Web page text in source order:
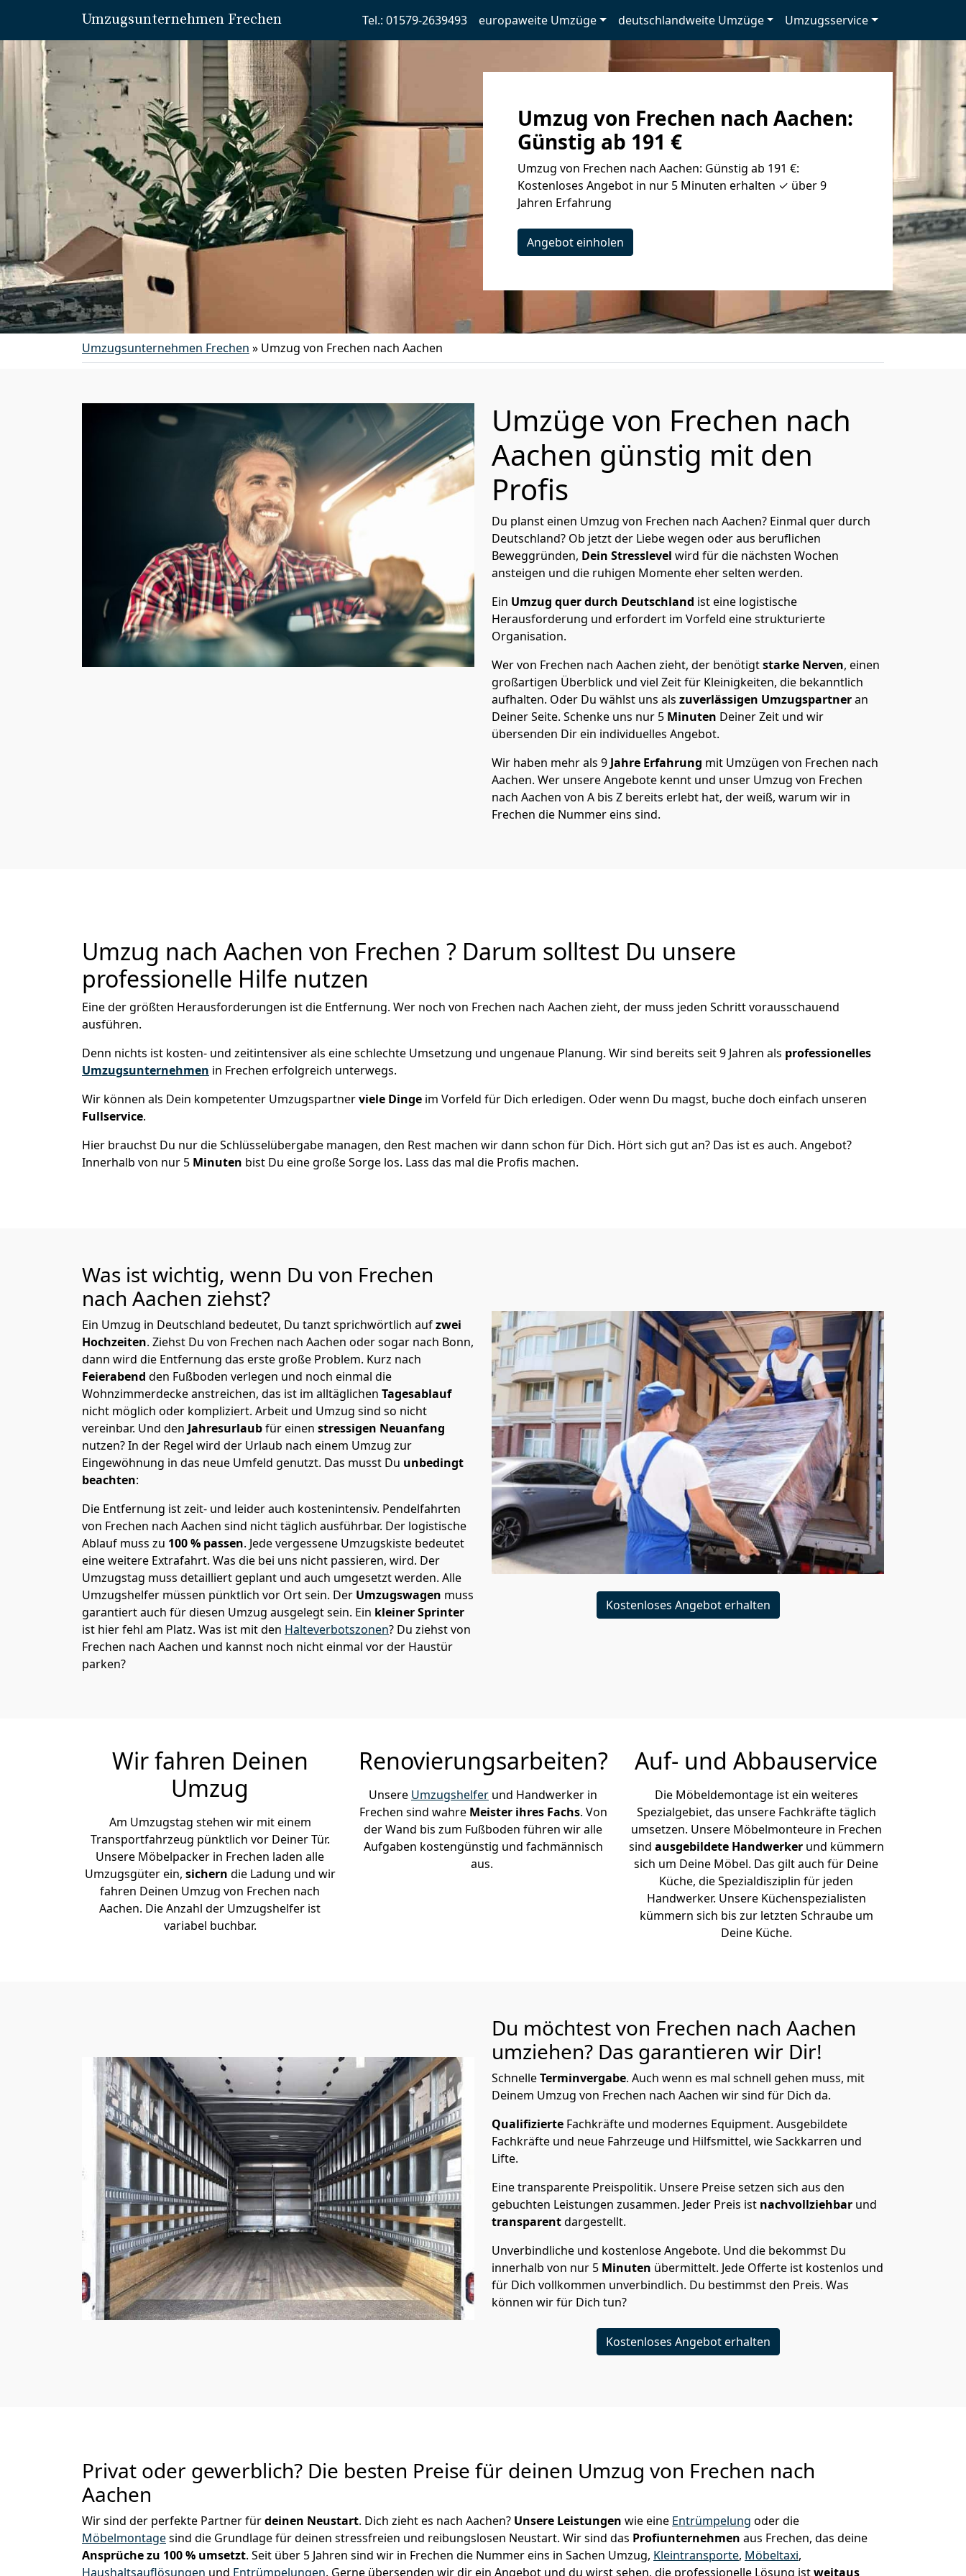
Umzugsunternehmen Frechen Tel.: 01579-2639493 europaweite Umzüge deutschlandweite Umzüge Umzugsservice
Umzug von Frechen nach Aachen:
Günstig ab 191 €
Umzug von Frechen nach Aachen: Günstig ab 191 €:
Kostenloses Angebot in nur 5 Minuten erhalten ✓ über 9
Jahren Erfahrung
Angebot einholen
Umzugsunternehmen Frechen » Umzug von Frechen nach Aachen
Umzüge von Frechen nach
Aachen günstig mit den
Profis
Du planst einen Umzug von Frechen nach Aachen? Einmal quer durch
Deutschland? Ob jetzt der Liebe wegen oder aus beruflichen
Beweggründen, Dein Stresslevel wird für die nächsten Wochen
ansteigen und die ruhigen Momente eher selten werden.
Ein Umzug quer durch Deutschland ist eine logistische
Herausforderung und erfordert im Vorfeld eine strukturierte
Organisation.
Wer von Frechen nach Aachen zieht, der benötigtstarke Nerven, einen
großartigen Überblick und viel Zeit für Kleinigkeiten, die bekanntlich
aufhalten. Oder Du wählst uns als zuverlässigen Umzugspartneran
Deiner Seite. Schenke uns nur 5 Minuten Deiner Zeit und wir
übersenden Dir ein individuelles Angebot.
Wir haben mehr als 9 Jahre Erfahrung mit Umzügen von Frechen nach
Aachen. Wer unsere Angebote kennt und unser Umzug von Frechen
nach Aachen von A bis Z bereits erlebt hat, der weiß, warum wir in
Frechen die Nummer eins sind.
Umzug nach Aachen von Frechen ? Darum solltest Du unsere
professionelle Hilfe nutzen
Eine der größten Herausforderungen ist die Entfernung. Wer noch von Frechen nach Aachen zieht, der muss jeden Schritt vorausschauend
ausführen.
Denn nichts ist kosten- und zeitintensiver als eine schlechte Umsetzung und ungenaue Planung. Wir sind bereits seit 9 Jahren als professionelles
Umzugsunternehmen in Frechen erfolgreich unterwegs.
Wir können als Dein kompetenter Umzugspartnerviele Dinge im Vorfeld für Dich erledigen. Oder wenn Du magst, buche doch einfach unseren
Fullservice.
Hier brauchst Du nur die Schlüsselübergabe managen, den Rest machen wir dann schon für Dich. Hört sich gut an? Das ist es auch. Angebot?
Innerhalb von nur 5 Minuten bist Du eine große Sorge los. Lass das mal die Profis machen.
Was ist wichtig, wenn Du von Frechen
nach Aachen ziehst?
Ein Umzug in Deutschland bedeutet, Du tanzt sprichwörtlich aufzwei
Hochzeiten. Ziehst Du von Frechen nach Aachen oder sogar nach Bonn,
dann wird die Entfernung das erste große Problem. Kurz nach
Feierabend den Fußboden verlegen und noch einmal die
Wohnzimmerdecke anstreichen, das ist im alltäglichen Tagesablauf
nicht möglich oder kompliziert. Arbeit und Umzug sind so nicht
vereinbar. Und den Jahresurlaubfür einen stressigen Neuanfang
nutzen? In der Regel wird der Urlaub nach einem Umzug zur
Eingewöhnung in das neue Umfeld genutzt. Das musst Du unbedingt
beachten:
Die Entfernung ist zeit- und leider auch kostenintensiv. Pendelfahrten
von Frechen nach Aachen sind nicht täglich ausführbar. Der logistische
Ablauf muss zu 100 % passen. Jede vergessene Umzugskiste bedeutet
eine weitere Extrafahrt. Was die bei uns nicht passieren, wird. Der
Umzugstag muss detailliert geplant und auch umgesetzt werden. Alle
Umzugshelfer müssen pünktlich vor Ort sein. Der Umzugswagen muss
garantiert auch für diesen Umzug ausgelegt sein. Ein kleiner Sprinter
ist hier fehl am Platz. Was ist mit den Halteverbotszonen? Du ziehst von
Frechen nach Aachen und kannst noch nicht einmal vor der Haustür
parken?
Kostenloses Angebot erhalten
Wir fahren Deinen
Umzug
Am Umzugstag stehen wir mit einem
Transportfahrzeug pünktlich vor Deiner Tür.
Unsere Möbelpacker in Frechen laden alle
Umzugsgüter ein, sichern die Ladung und wir
fahren Deinen Umzug von Frechen nach
Aachen. Die Anzahl der Umzugshelfer ist
variabel buchbar.
Renovierungsarbeiten?
Unsere Umzugshelfer und Handwerker in
Frechen sind wahre Meister ihres Fachs. Von
der Wand bis zum Fußboden führen wir alle
Aufgaben kostengünstig und fachmännisch
aus.
Auf- und Abbauservice
Die Möbeldemontage ist ein weiteres
Spezialgebiet, das unsere Fachkräfte täglich
umsetzen. Unsere Möbelmonteure in Frechen
sind ausgebildete Handwerker und kümmern
sich um Deine Möbel. Das gilt auch für Deine
Küche, die Spezialdisziplin für jeden
Handwerker. Unsere Küchenspezialisten
kümmern sich bis zur letzten Schraube um
Deine Küche.
Du möchtest von Frechen nach Aachen
umziehen? Das garantieren wir Dir!
SchnelleTerminvergabe. Auch wenn es mal schnell gehen muss, mit
Deinem Umzug von Frechen nach Aachen wir sind für Dich da.
Qualifizierte Fachkräfte und modernes Equipment. Ausgebildete
Fachkräfte und neue Fahrzeuge und Hilfsmittel, wie Sackkarren und
Lifte.
Eine transparente Preispolitik. Unsere Preise setzen sich aus den
gebuchten Leistungen zusammen. Jeder Preis ist nachvollziehbar und
transparentdargestellt.
Unverbindliche und kostenlose Angebote. Und die bekommst Du
innerhalb von nur 5 Minuten übermittelt. Jede Offerte ist kostenlos und
für Dich vollkommen unverbindlich. Du bestimmst den Preis. Was
können wir für Dich tun?
Kostenloses Angebot erhalten
Privat oder gewerblich? Die besten Preise für deinen Umzug von Frechen nach
Aachen
Wir sind der perfekte Partner fürdeinen Neustart. Dich zieht es nach Aachen? Unsere Leistungen wie eine Entrümpelung oder die
Möbelmontagesind die Grundlage für deinen stressfreien und reibungslosen Neustart. Wir sind das Profiunternehmen aus Frechen, das deine
Ansprüche zu 100 % umsetzt. Seit über 5 Jahren sind wir in Frechen die Nummer eins in Sachen Umzug, Kleintransporte, Möbeltaxi,
Haushaltsauflösungen und Entrümpelungen. Gerne übersenden wir dir ein Angebot und du wirst sehen, die professionelle Lösung istweitaus